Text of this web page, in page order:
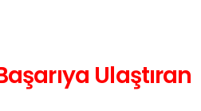
Ulaştıran